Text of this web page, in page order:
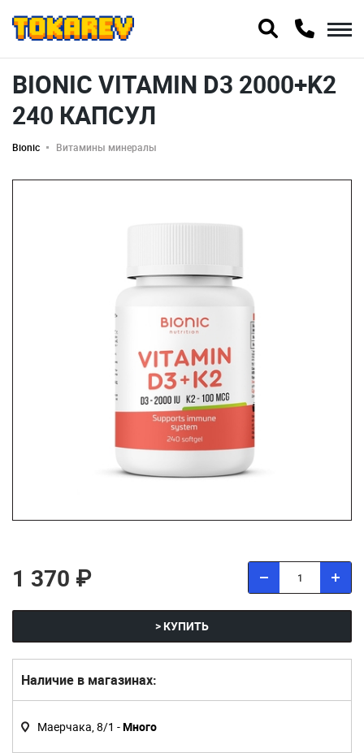
BIONIC VITAMIN D3 2000+K2
240 КАПСУЛ
Bionic Витамины минералы
1 370 ₽
> КУПИТЬ
Наличие в магазинах:
Маерчака, 8/1 -Много